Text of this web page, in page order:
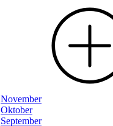
November
Oktober
September